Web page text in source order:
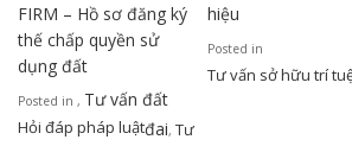
FIRM – Hồ sơ đăng ký
thế chấp quyền sử
dụng đất
Posted in
Hỏi đáp pháp luật
, Tư vấn đất
đai, Tư
hiệu
Posted in
Tư vấn sở hữu trí